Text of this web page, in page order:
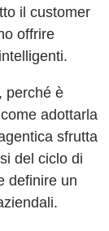
il customer
offrire
perché è
adottarla
sfrutta
del ciclo di
definire un